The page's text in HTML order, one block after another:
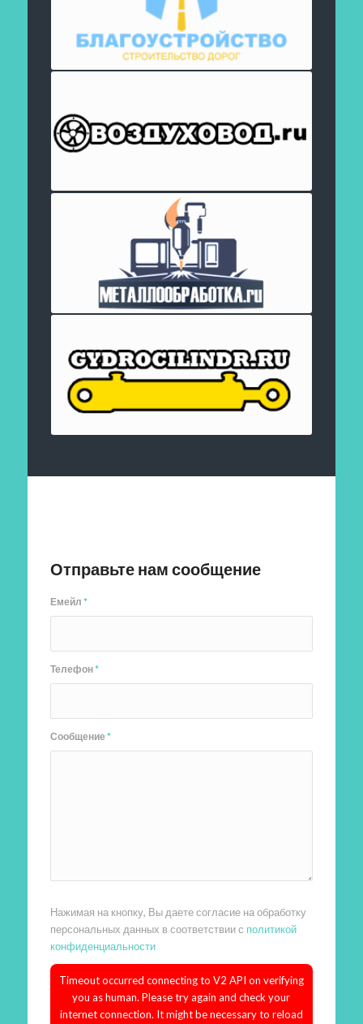
Отправьте нам сообщение
Емейл*
Телефон*
Сообщение*
Нажимая на кнопку, Вы даете согласие на обработку
персональных данных в соответствии с политикой
конфиденциальности
Timeout occurred connecting to V2 API on verifying
you as human. Please try again and check your
internet connection. It might be necessary to reload